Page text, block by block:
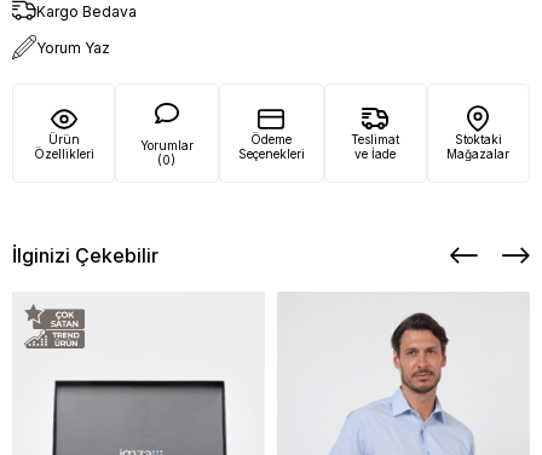
Kargo Bedava
Yorum Yaz
Ürün
Özellikleri
Yorumlar
(0)
Ödeme
Seçenekleri
Teslimat
ve İade
Stoktaki
Mağazalar
İlginizi Çekebilir